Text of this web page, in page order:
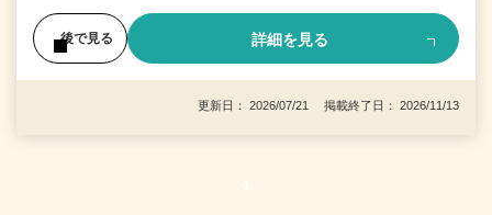
後で見る 詳細を見る
更新日： 2026/07/21 掲載終了日： 2026/11/13
1